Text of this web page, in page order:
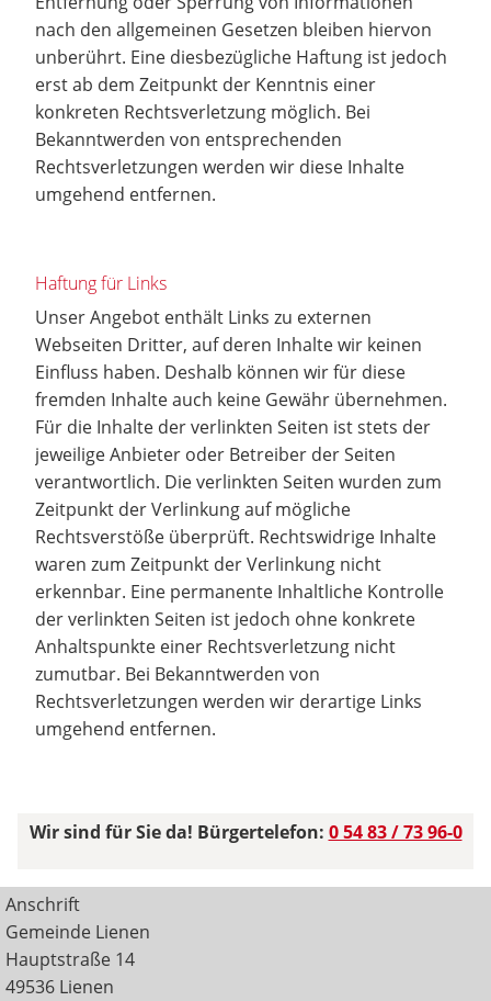
nach den allgemeinen Gesetzen bleiben hiervon
unberührt. Eine diesbezügliche Haftung ist jedoch
erst ab dem Zeitpunkt der Kenntnis einer
konkreten Rechtsverletzung möglich. Bei
Bekanntwerden von entsprechenden
Rechtsverletzungen werden wir diese Inhalte
umgehend entfernen.
Haftung für Links
Unser Angebot enthält Links zu externen
Webseiten Dritter, auf deren Inhalte wir keinen
Einfluss haben. Deshalb können wir für diese
fremden Inhalte auch keine Gewähr übernehmen.
Für die Inhalte der verlinkten Seiten ist stets der
jeweilige Anbieter oder Betreiber der Seiten
verantwortlich. Die verlinkten Seiten wurden zum
Zeitpunkt der Verlinkung auf mögliche
Rechtsverstöße überprüft. Rechtswidrige Inhalte
waren zum Zeitpunkt der Verlinkung nicht
erkennbar. Eine permanente Inhaltliche Kontrolle
der verlinkten Seiten ist jedoch ohne konkrete
Anhaltspunkte einer Rechtsverletzung nicht
zumutbar. Bei Bekanntwerden von
Rechtsverletzungen werden wir derartige Links
umgehend entfernen.
Wir sind für Sie da! Bürgertelefon: 0 54 83 / 73 96-0
Anschrift
Gemeinde Lienen
Hauptstraße 14
49536 Lienen